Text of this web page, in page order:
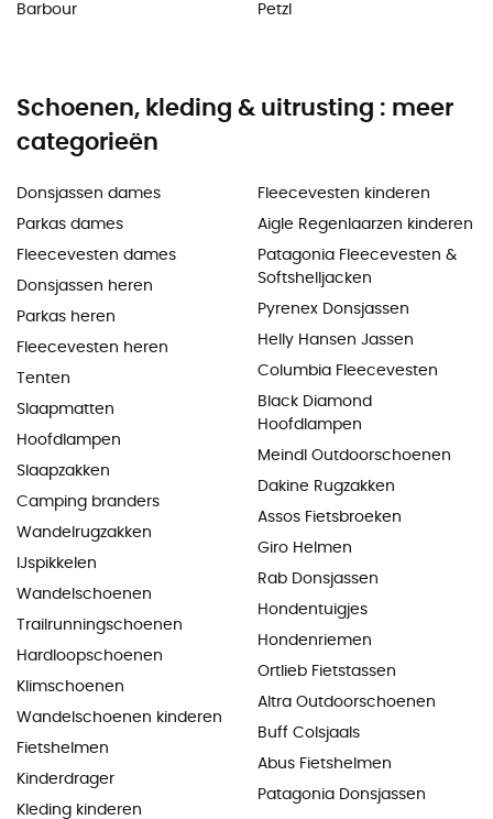
Barbour
Petzl
Schoenen, kleding & uitrusting : meer
categorieën
Donsjassen dames
Parkas dames
Fleecevesten dames
Donsjassen heren
Parkas heren
Fleecevesten heren
Tenten
Slaapmatten
Hoofdlampen
Slaapzakken
Camping branders
Wandelrugzakken
IJspikkelen
Wandelschoenen
Trailrunningschoenen
Hardloopschoenen
Klimschoenen
Wandelschoenen kinderen
Fietshelmen
Kinderdrager
Kleding kinderen
Fleecevesten kinderen
Aigle Regenlaarzen kinderen
Patagonia Fleecevesten &
Softshelljacken
Pyrenex Donsjassen
Helly Hansen Jassen
Columbia Fleecevesten
Black Diamond
Hoofdlampen
Meindl Outdoorschoenen
Dakine Rugzakken
Assos Fietsbroeken
Giro Helmen
Rab Donsjassen
Hondentuigjes
Hondenriemen
Ortlieb Fietstassen
Altra Outdoorschoenen
Buff Colsjaals
Abus Fietshelmen
Patagonia Donsjassen